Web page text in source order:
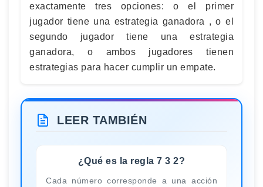
exactamente tres opciones: o el primer
jugador tiene una estrategia ganadora , o el
segundo jugador tiene una estrategia
ganadora, o ambos jugadores tienen
estrategias para hacer cumplir un empate.
LEER TAMBIÉN
¿Qué es la regla 7 3 2?
Cada número corresponde a una acción